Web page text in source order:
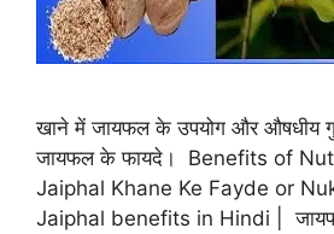
खाने में जायफल के उपयोग और औषधीय
जायफल के फायदे। Benefits of
Jaiphal Khane Ke Fayde or
Jaiphal benefits in Hindi |